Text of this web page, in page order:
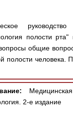
руководство
полости
общие
полости человека.
2-е издание